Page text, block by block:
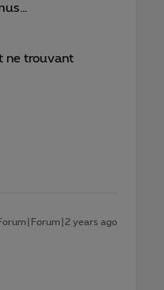
ne trouvant
years ago